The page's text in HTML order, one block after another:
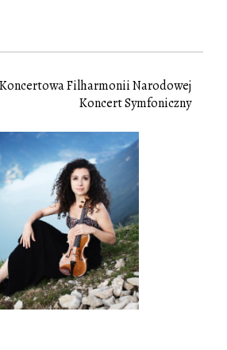
Filharmonii Narodowej
Koncert Symfoniczny